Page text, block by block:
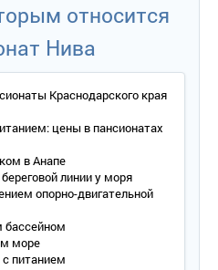
относится
Нива
Краснодарского края
цены в пансионатах
в Анапе
линии у моря
опорно-двигательной
бассейном
море
питанием